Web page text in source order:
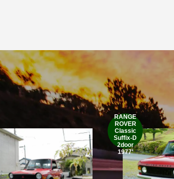
RANGE
ROVER
Classic
Suffix-D
2door
1977'